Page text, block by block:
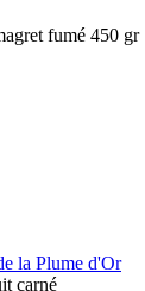
la Plume d'Or
carné